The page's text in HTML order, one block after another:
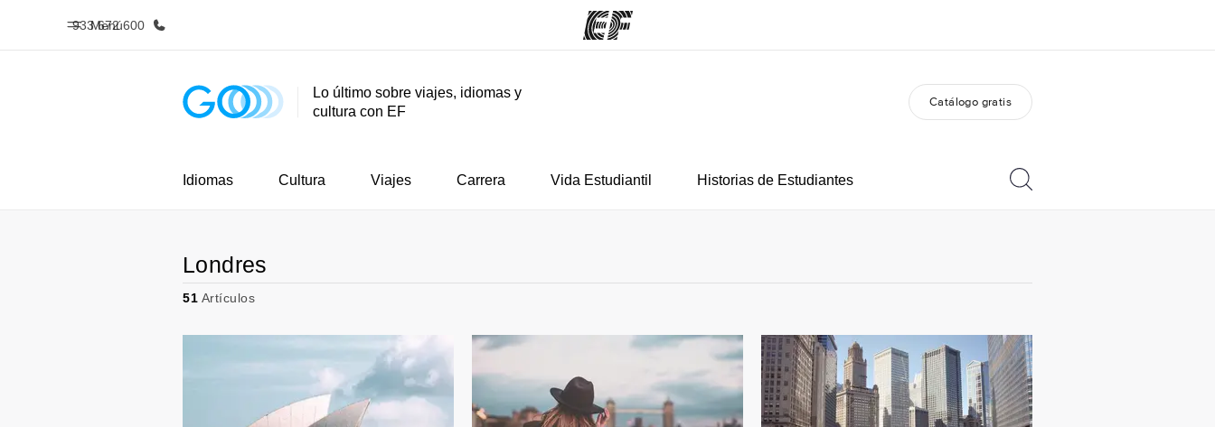
Menú
933 672 600
Inicio Programas Trabajos
Lo último sobre viajes, idiomas y
cultura con EF
Catálogo gratis
Idiomas Cultura Viajes Carrera Vida Estudiantil Historias de Estudiantes
Londres
51 Artículos